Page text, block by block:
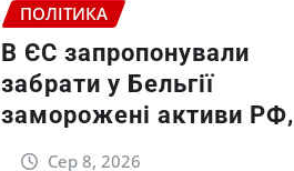
ПОЛІТИКА
В ЄС запропонували
забрати у Бельгії
заморожені активи РФ,
Сер 8, 2026